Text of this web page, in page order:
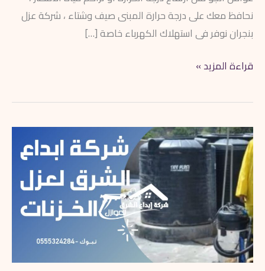
نحافظ معك على درجة حرارة المبنى صيف وشتاء ، شركة عزل
بنجران نوفر فى استهلاك الكهرباء خاصة […]
قراءة المزيد »
أفضل
شركة
عزل
خزانات
بنجران
0562042777
خصم15%